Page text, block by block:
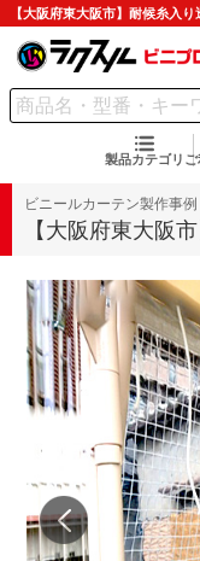
【大阪府東大阪市】耐候糸入
製品カテゴリ
ビニールカーテン製作事例
【大阪府東大阪